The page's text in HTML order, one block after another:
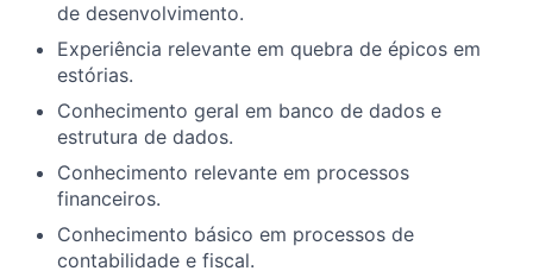
de desenvolvimento.
Experiência relevante em quebra de épicos em
estórias.
Conhecimento geral em banco de dados e
estrutura de dados.
Conhecimento relevante em processos
financeiros.
Conhecimento básico em processos de
contabilidade e fiscal.